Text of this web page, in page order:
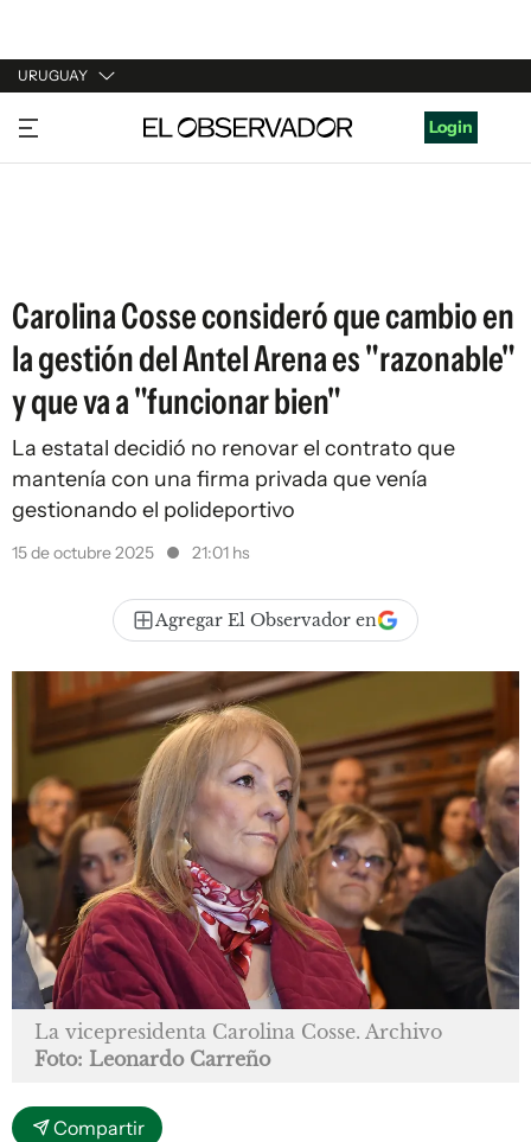
URUGUAY
URUGUAY
ARGENTINA
Login
Carolina Cosse consideró que cambio en
la gestión del Antel Arena es "razonable"
y que va a "funcionar bien"
La estatal decidió no renovar el contrato que
mantenía con una firma privada que venía
gestionando el polideportivo
15 de octubre 2025 21:01 hs
Agregar El Observador en
La vicepresidenta Carolina Cosse. Archivo
Foto: Leonardo Carreño
Compartir